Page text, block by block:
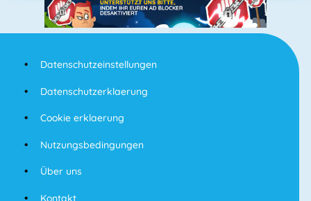
Datenschutzeinstellungen
Datenschutzerklaerung
Cookie erklaerung
Nutzungsbedingungen
Über uns
Kontakt